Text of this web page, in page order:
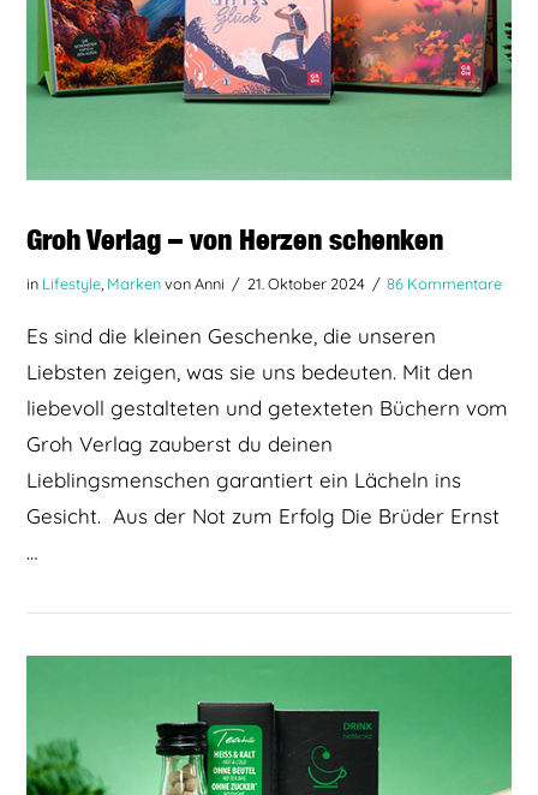
BEITRAG LESEN
Groh Verlag – von Herzen schenken
in Lifestyle Markenvon Anni 21. Oktober 2024 86 Kommentare
Es sind die kleinen Geschenke, die unseren
Liebsten zeigen, was sie uns bedeuten. Mit den
liebevoll gestalteten und getexteten Büchern vom
Groh Verlag zauberst du deinen
Lieblingsmenschen garantiert ein Lächeln ins
Gesicht. Aus der Not zum Erfolg Die Brüder Ernst
…